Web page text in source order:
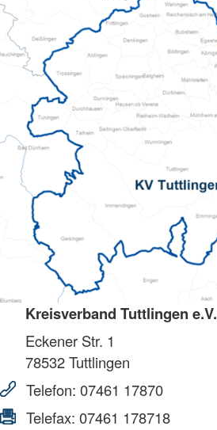
Kreisverband Tuttlingen e.V.
Eckener Str. 1
78532Tuttlingen
Telefon: 07461 17870
Telefax: 07461 178718